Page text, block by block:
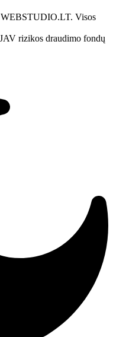
Visos
rizikos draudimo fondų